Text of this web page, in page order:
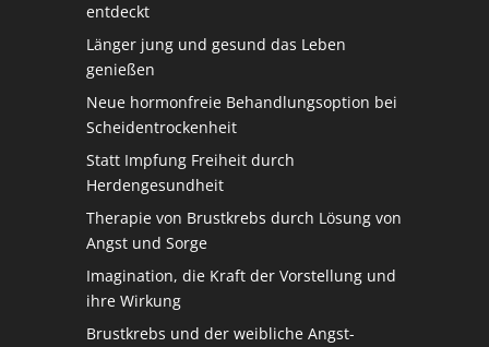
entdeckt
Länger jung und gesund das Leben
genießen
Neue hormonfreie Behandlungsoption bei
Scheidentrockenheit
Statt Impfung Freiheit durch
Herdengesundheit
Therapie von Brustkrebs durch Lösung von
Angst und Sorge
Imagination, die Kraft der Vorstellung und
ihre Wirkung
Brustkrebs und der weibliche Angst-